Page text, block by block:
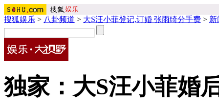
搜狐娱乐 > 八卦频道 > 大S汪小菲登记,订婚 张雨绮分手费 > 新
独家：大S汪小菲婚